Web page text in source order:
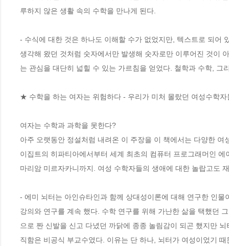
루하지 않은 생활 속의 수학을 만나게 된다.
- 수식에 대한 것은 하나도 이해할 수가 없었지만, 텍스트로 되어
생각해 왔던 것처럼 숫자에서만 발생해 숫자로만 이루어진 것이
는 관심을 대단히 넓힐 수 있는 가르침을 얻었다. 철학과 수학,
★ 수학을 하는 여자는 위험하다 - 우리가 미처 몰랐던 여성수학자
여자는 수학과 과학을 못한다?
아주 오랫동안 정설처럼 내려온 이 주장을 이 책에서는 다양한
이집트의 히파티아에서부터 세계 최초의 컴퓨터 프로그래머인
마리암 미르자카니까지. 여성 수학자들의 생애에 대한 놀랍고도
- 에미 뇌터는 아인슈타인과 함께 상대성이론에 대해 연구한 인
강의와 연구를 계속 했다. 수학 연구를 위해 가난한 삶을 택했던
으로 짠 신발을 신고 다녔던 까닭에 종종 놀림감이 되곤 했지만
직함은 비공식 부교수였다. 이유는 단 하나, 뇌터가 여성이었기